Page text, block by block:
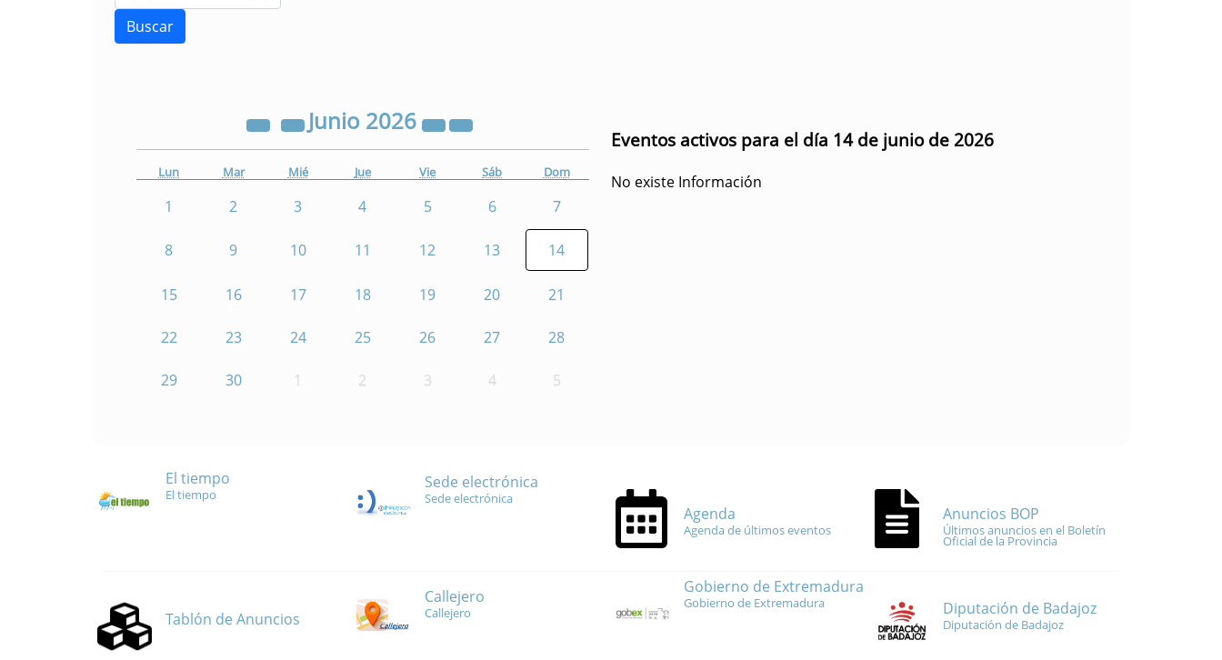
Junio 2026
Lun Mar Mié Jue Vie Sáb Dom
1 2 3 4 5 6 7
8 9 10 11 12 13 14
15 16 17 18 19 20 21
22 23 24 25 26 27 28
29 30 1 2 3 4 5
Eventos activos para el día 14 de junio de 2026
No existe Información
El tiempo
El tiempo
Sede electrónica
Sede electrónica
Agenda
Agenda de últimos eventos
Anuncios BOP
Últimos anuncios en el Boletín
Oficial de la Provincia
Tablón de Anuncios
Callejero
Callejero
Gobierno de Extremadura
Gobierno de Extremadura Diputación de Badajoz
Diputación de Badajoz